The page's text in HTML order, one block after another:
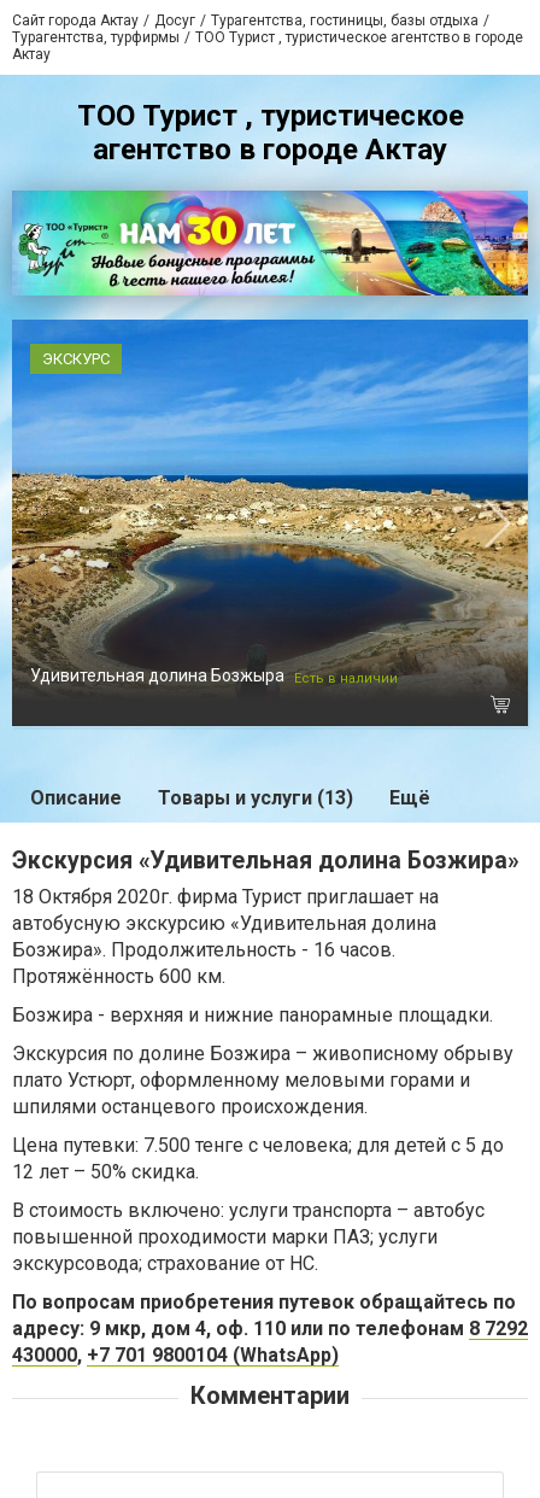
Сайт города Актау Досуг
Турагентства, гостиницы, базы отдыха
Турагентства, турфирмы
ТОО Турист , туристическое агентство в городе
Актау
ТОО Турист , туристическое
агентство в городе Актау
ЭКСКУРС
Удивительная долина Бозжыра Есть в наличии
Описание Товары и услуги (13) Ещё
Экскурсия «Удивительная долина Бозжира»
18 Октября 2020г. фирма Турист приглашает на
автобусную экскурсию «Удивительная долина
Бозжира». Продолжительность - 16 часов.
Протяжённость 600 км.
Бозжира - верхняя и нижние панорамные площадки.
Экскурсия по долине Бозжира – живописному обрыву
плато Устюрт, оформленному меловыми горами и
шпилями останцевого происхождения.
Цена путевки: 7.500 тенге с человека; для детей с 5 до
12 лет – 50% скидка.
В стоимость включено: услуги транспорта – автобус
повышенной проходимости марки ПАЗ; услуги
экскурсовода; страхование от НС.
По вопросам приобретения путевок обращайтесь по
адресу: 9 мкр, дом 4, оф. 110 или по телефонам 8 7292
430000, +7 701 9800104 (WhatsApp)
Комментарии